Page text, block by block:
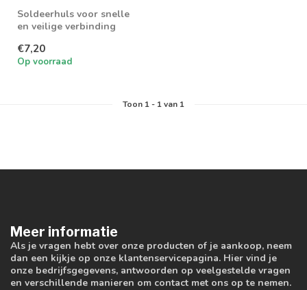
Soldeerhuls voor snelle
en veilige verbinding
€7,20
Op voorraad
Toon 1- 1van 1
Meer informatie
Als je vragen hebt over onze producten of je aankoop, neem
dan een kijkje op onze klantenservicepagina. Hier vind je
onze bedrijfsgegevens, antwoorden op veelgestelde vragen
en verschillende manieren om contact met ons op te nemen.